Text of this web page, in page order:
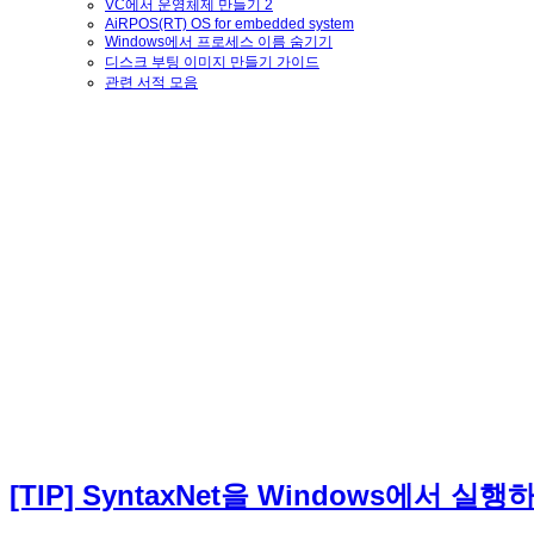
VC에서 운영체제 만들기 2
AiRPOS(RT) OS for embedded system
Windows에서 프로세스 이름 숨기기
디스크 부팅 이미지 만들기 가이드
관련 서적 모음
[TIP] SyntaxNet을 Windows에서 실행